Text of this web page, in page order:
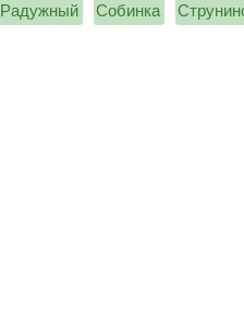
Радужный Собинка